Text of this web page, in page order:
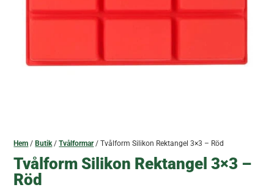
Hem / Butik/Tvålformar/ Tvålform Silikon Rektangel 3×3 – Röd
Tvålform Silikon Rektangel 3×3 –
Röd